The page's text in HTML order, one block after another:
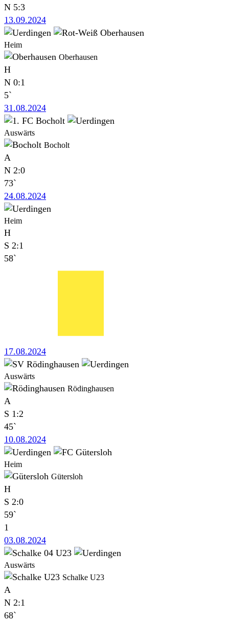
N 5:3
13.09.2024
Heim
Oberhausen
H
N 0:1
5`
31.08.2024
Auswärts
Bocholt
A
N 2:0
73`
24.08.2024
Heim
H
S 2:1
58`
17.08.2024
Auswärts
Rödinghausen
A
S 1:2
45`
10.08.2024
Heim
Gütersloh
H
S 2:0
59`
1
03.08.2024
Auswärts
Schalke U23
A
N 2:1
68`